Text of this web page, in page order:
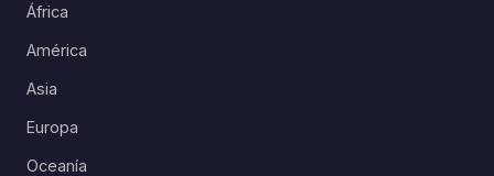
África
América
Asia
Europa
Oceanía